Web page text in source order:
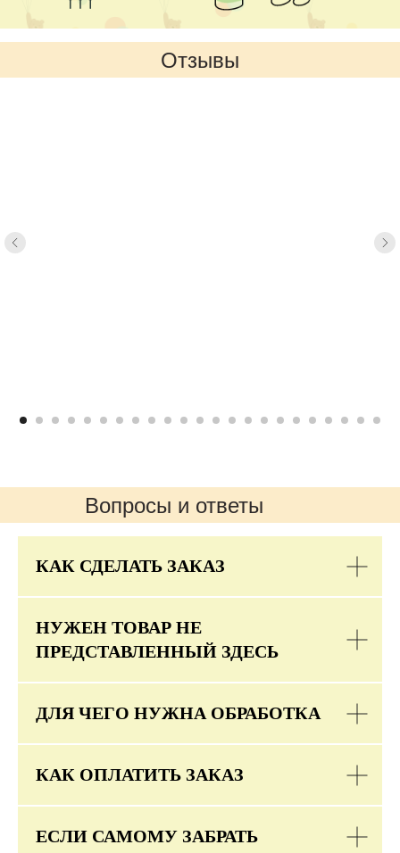
Отзывы
Вопросы и ответы
КАК СДЕЛАТЬ ЗАКАЗ
НУЖЕН ТОВАР НЕ
ПРЕДСТАВЛЕННЫЙ ЗДЕСЬ
ДЛЯ ЧЕГО НУЖНА ОБРАБОТКА
КАК ОПЛАТИТЬ ЗАКАЗ
ЕСЛИ САМОМУ ЗАБРАТЬ